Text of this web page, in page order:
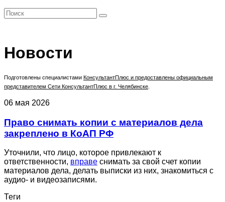
Новости
Подготовлены специалистами КонсультантПлюс и предоставлены официальным
представителем Сети КонсультантПлюс в г. Челябинске
06 мая 2026
Право снимать копии с материалов дела
закреплено в КоАП РФ
Уточнили, что лицо, которое привлекают к
ответственности, вправе снимать за свой счет копии
материалов дела, делать выписки из них, знакомиться с
аудио- и видеозаписями.
Теги